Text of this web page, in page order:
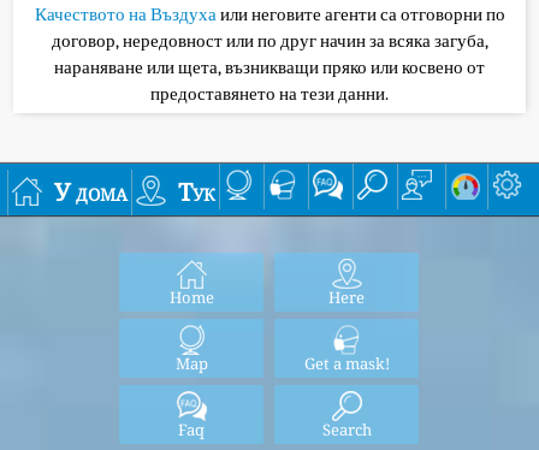
Качеството на Въздухаили неговите агенти са отговорни по
договор, нередовност или по друг начин за всяка загуба,
нараняване или щета, възникващи пряко или косвено от
предоставянето на тези данни.
У дома Тук
Home Here
Map Get a mask!
Faq Search